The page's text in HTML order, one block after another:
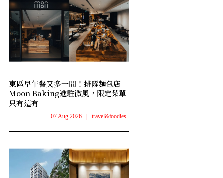
東區早午餐又多一間！排隊麵包店
Moon Baking進駐微風，限定菜單
只有這有
07 Aug 2026 travel&foodies